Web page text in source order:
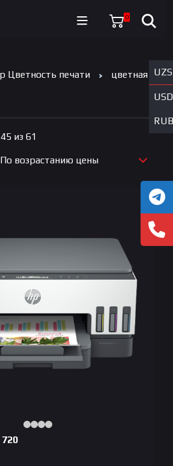
0
UZS
USD
RUB
Цветность печати
цветная
из 61
возрастанию
По возрастанию цены